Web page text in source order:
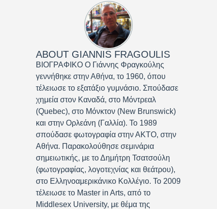
ABOUT GIANNIS FRAGOULIS
ΒΙΟΓΡΑΦΙΚΟ Ο Γιάννης Φραγκούλης
γεννήθηκε στην Αθήνα, το 1960, όπου
τέλειωσε το εξατάξιο γυμνάσιο. Σπούδασε
χημεία στον Καναδά, στο Μόντρεαλ
(Quebec), στο Μόνκτον (New Brunswick)
και στην Ορλεάνη (Γαλλία). Το 1989
σπούδασε φωτογραφία στην ΑΚΤΟ, στην
Αθήνα. Παρακολούθησε σεμινάρια
σημειωτικής, με το Δημήτρη Τσατσούλη
(φωτογραφίας, λογοτεχνίας και θεάτρου),
στο Ελληνοαμερικάνικο Κολλέγιο. Το 2009
τέλειωσε το Master in Arts, από το
Middlesex University, με θέμα της